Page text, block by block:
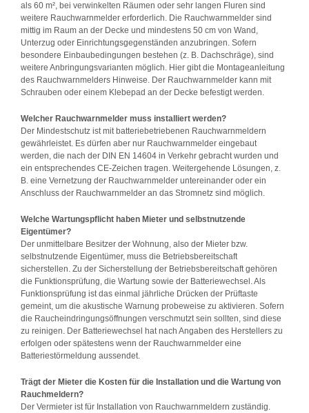
als 60 m², bei verwinkelten Räumen oder sehr langen Fluren sind
weitere Rauchwarnmelder erforderlich. Die Rauchwarnmelder sind
mittig im Raum an der Decke und mindestens 50 cm von Wand,
Unterzug oder Einrichtungsgegenständen anzubringen. Sofern
besondere Einbaubedingungen bestehen (z. B. Dachschräge), sind
weitere Anbringungsvarianten möglich. Hier gibt die Montageanleitung
des Rauchwarnmelders Hinweise. Der Rauchwarnmelder kann mit
Schrauben oder einem Klebepad an der Decke befestigt werden.
Welcher Rauchwarnmelder muss installiert werden?
Der Mindestschutz ist mit batteriebetriebenen Rauchwarnmeldern
gewährleistet. Es dürfen aber nur Rauchwarnmelder eingebaut
werden, die nach der DIN EN 14604 in Verkehr gebracht wurden und
ein entsprechendes CE-Zeichen tragen. Weitergehende Lösungen, z.
B. eine Vernetzung der Rauchwarnmelder untereinander oder ein
Anschluss der Rauchwarnmelder an das Stromnetz sind möglich.
Welche Wartungspflicht haben Mieter und selbstnutzende
Eigentümer?
Der unmittelbare Besitzer der Wohnung, also der Mieter bzw.
selbstnutzende Eigentümer, muss die Betriebsbereitschaft
sicherstellen. Zu der Sicherstellung der Betriebsbereitschaft gehören
die Funktionsprüfung, die Wartung sowie der Batteriewechsel. Als
Funktionsprüfung ist das einmal jährliche Drücken der Prüftaste
gemeint, um die akustische Warnung probeweise zu aktivieren. Sofern
die Raucheindringungsöffnungen verschmutzt sein sollten, sind diese
zu reinigen. Der Batteriewechsel hat nach Angaben des Herstellers zu
erfolgen oder spätestens wenn der Rauchwarnmelder eine
Batteriestörmeldung aussendet.
Trägt der Mieter die Kosten für die Installation und die Wartung von
Rauchmeldern?
Der Vermieter ist für Installation von Rauchwarnmeldern zuständig.